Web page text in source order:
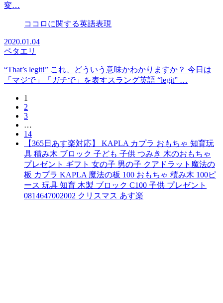
変…
ココロに関する英語表現
2020.01.04
ペタエリ
“That’s legit!” これ、どういう意味かわかりますか？ 今日は
「マジで」「ガチで」を表すスラング英語 “legit” …
1
2
3
…
14
【365日あす楽対応】 KAPLA カプラ おもちゃ 知育玩
具 積み木 ブロック 子ども 子供 つみき 木のおもちゃ
プレゼント ギフト 女の子 男の子 クアドラット魔法の
板 カプラ KAPLA 魔法の板 100 おもちゃ 積み木 100ピ
ース 玩具 知育 木製 ブロック C100 子供 プレゼント
0814647002002 クリスマス あす楽